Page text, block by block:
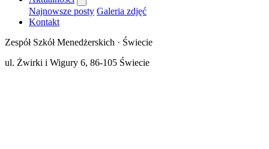
Najnowsze posty Galeria zdjęć
Kontakt
Zespół Szkół Menedżerskich · Świecie
ul. Żwirki i Wigury 6, 86-105 Świecie